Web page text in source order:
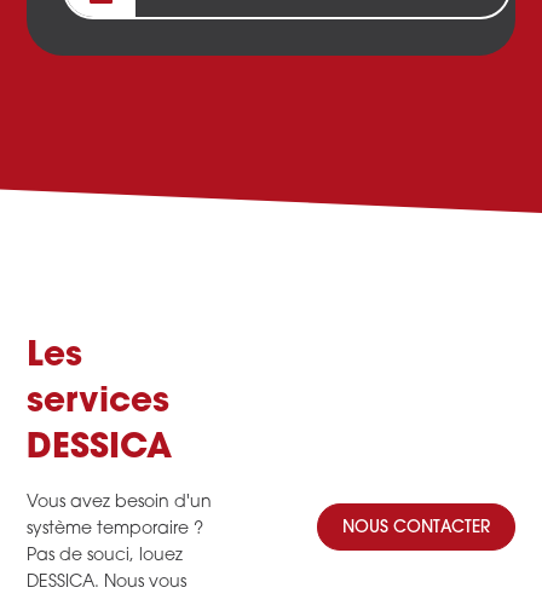
Les
services
DESSICA
Vous avez besoin d'un
système temporaire ?
Pas de souci, louez
DESSICA. Nous vous
NOUS CONTACTER